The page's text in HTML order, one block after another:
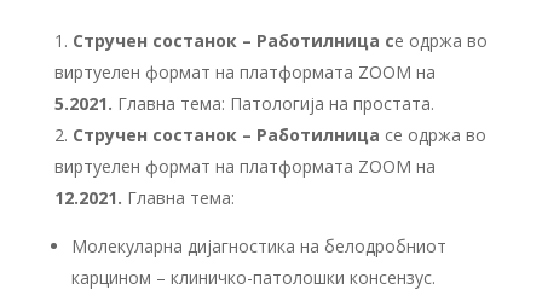
Стручен состанок – Работилница се одржа во
виртуелен формат на платформата ZOOM на
5.2021. Главна тема: Патологија на простата.
Стручен состанок – Работилница се одржа во
виртуелен формат на платформата ZOOM на
12.2021. Главна тема:
Молекуларна дијагностика на белодробниот
карцином – клиничко-патолошки консензус.